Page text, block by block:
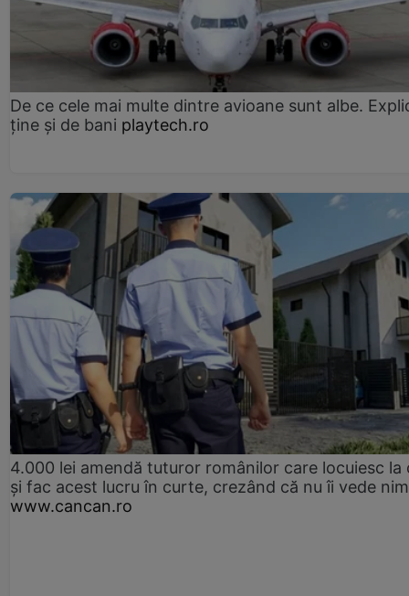
De ce cele mai multe dintre avioane sunt albe.
ține și de bani playtech.ro
4.000 lei amendă tuturor românilor care locuiesc la
și fac acest lucru în curte, crezând că nu îi vede
www.cancan.ro